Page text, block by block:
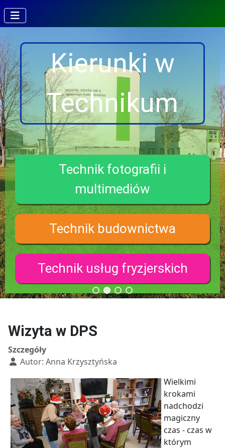
Kierunki w
Technikum
Technik fotografii i
multimediów
Technik budownictwa
Technik usług fryzjerskich
Wizyta w DPS
Szczegóły
Autor: Anna Krzysztyńska
Wielkimi
krokami
nadchodzi
magiczny
czas - czas w
którym